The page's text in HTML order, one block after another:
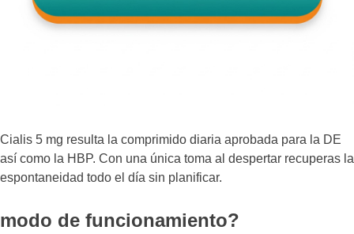
Cialis 5 mg resulta la comprimido diaria aprobada para la DE
así como la HBP. Con una única toma al despertar recuperas la
espontaneidad todo el día sin planificar.
modo de funcionamiento?